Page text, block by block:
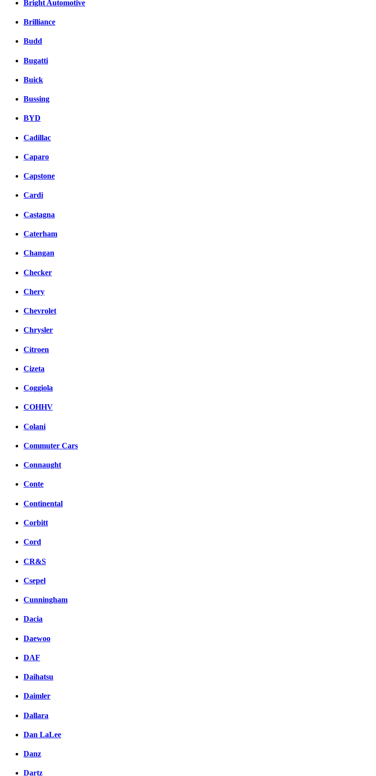
Bright Automotive
Brilliance
Budd
Bugatti
Buick
Bussing
BYD
Cadillac
Caparo
Capstone
Cardi
Castagna
Caterham
Changan
Checker
Chery
Chevrolet
Chrysler
Citroen
Cizeta
Coggiola
COHHV
Colani
Commuter Cars
Connaught
Conte
Continental
Corbitt
Cord
CR&S
Csepel
Cunningham
Dacia
Daewoo
DAF
Daihatsu
Daimler
Dallara
Dan LaLee
Danz
Dartz